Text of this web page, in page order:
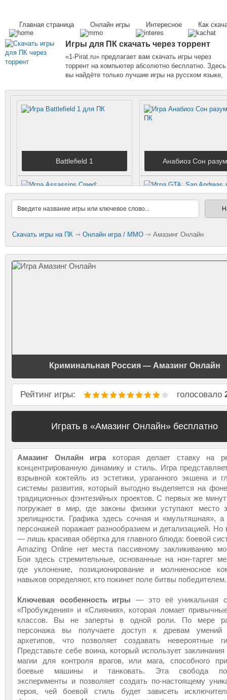
Главная страница Онлайн игры Интересное Как
Игры для ПК скачать через торрент
«1-Pirat.ru» предлагает вам скачать игры через
торрент на компьютер абсолютно бесплатно. Здесь
вы найдёте только лучшие игры на русском языке,
и на высокой скорости. Расскажите о нас своим
друзьям и играйте вместе!
Battlefield 1 Анабиоз Сон
Assassins Creed: Brotherhood GTA: San Andreas
Скачать игры на ПК ⇾ Онлайн игра / MMO ⇾ Амазинг Онлайн
Криминальная Россия — Амазинг Онлайн
Рейтинг игры: голосовало
Играть в «Амазинг Онлайн» бесплатно
Амазинг Онлайн игра которая делает ставку на
концентрированную динамику и стиль. Игра
взрывной коктейль из эстетики, ураганного экшена и
системы развития, который выгодно выделяется на
традиционных фэнтезийных проектов. С первых же минут
погружает в мир, где законы физики уступают место
зрелищности. Графика здесь сочная и «мультяшная», а
персонажей поражает разнообразием и детализацией. Но
— лишь красивая обёртка для главного блюда: боевой
Amazing Online нет места пассивному закликиванию
Бои здесь стремительные, основанные на нон-таргет
где уклонение, позиционирование и молниеносное
навыков определяют, кто покинет поле битвы победителем.
Ключевая особенность игры — это её уникальная
«Пробуждения» и «Слияния», которая ломает
классов. Вы не заперты в одной роли. По мере
персонажа вы получаете доступ к древам умений
архетипов, что позволяет создавать невероятные
Представьте себе воина, который использует
магии для контроля врагов, или мага, способного
боевые машины и танковать. Эта свобода
эксперименты и позволяет создать по-настоящему
героя, чей боевой стиль будет зависеть